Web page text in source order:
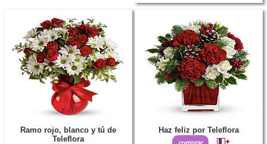
Ramo rojo, blanco y tú de
Teleflora
Haz feliz por Teleflora